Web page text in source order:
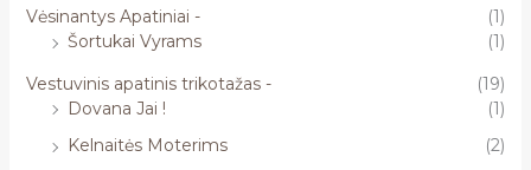
Vėsinantys Apatiniai -
(1)
Šortukai Vyrams
(1)
Vestuvinis apatinis trikotažas -
(19)
Dovana Jai !
(1)
Kelnaitės Moterims
(2)